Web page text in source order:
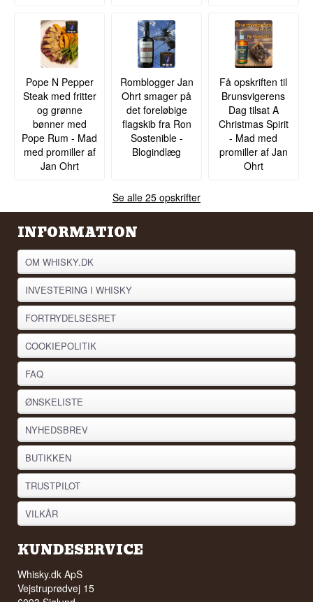
Pope N Pepper
Steak med fritter
og grønne
bønner med
Pope Rum - Mad
med promiller af
Jan Ohrt
Romblogger Jan
Ohrt smager på
det foreløbige
flagskib fra Ron
Sostenible -
Blogindlæg
Få opskriften til
Brunsvigerens
Dag tilsat A
Christmas Spirit
- Mad med
promiller af Jan
Ohrt
Se alle 25 opskrifter
INFORMATION
OM WHISKY.DK
INVESTERING I WHISKY
FORTRYDELSESRET
COOKIEPOLITIK
FAQ
ØNSKELISTE
NYHEDSBREV
BUTIKKEN
TRUSTPILOT
VILKÅR
KUNDESERVICE
Whisky.dk ApS
Vejstruprødvej 15